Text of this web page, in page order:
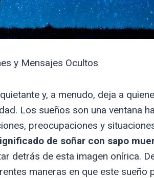
y Mensajes Ocultos
y, a menudo, deja a
Los sueños son una ventana
preocupaciones y
de soñar con sapo
detrás de esta imagen onírica.
maneras en que este sueño